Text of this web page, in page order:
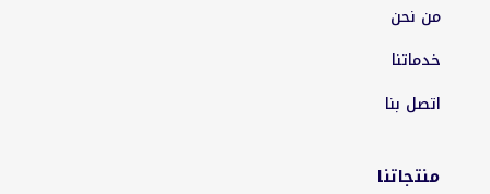
من نحن
خدماتنا
اتصل بنا
منتجاتنا